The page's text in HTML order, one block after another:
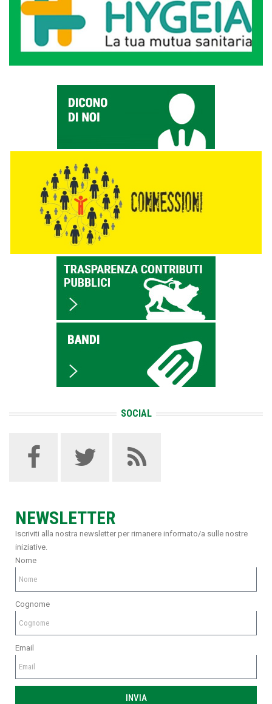
SOCIAL
NEWSLETTER
Iscriviti alla nostra newsletter per rimanere informato/a sulle nostre
iniziative.
Nome
Cognome
Email
INVIA